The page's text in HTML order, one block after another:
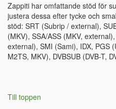
Zappiti har omfattande stöd för
justera dessa efter tycke och
stöd: SRT (Subrip / external),
(MKV), SSA/ASS (MKV,
external), SMI (Sami), IDX, PGS
M2TS, MKV), DVBSUB (DVB-T,
Till toppen